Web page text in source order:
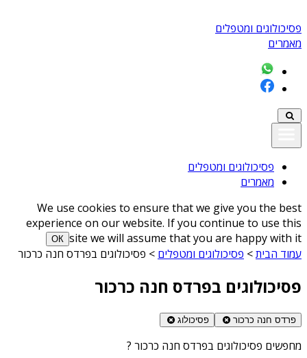
פסיכולוגים ומטפלים
מאמרים
פסיכולוגים ומטפלים
מאמרים
We use cookies to ensure that we give you the best
experience on our website. If you continue to use this
site we will assume that you are happy with it
ОК
עמוד הבית> פסיכולוגים ומטפלים > פסיכולוגים בפרדס חנה כרכור
פסיכולוגים בפרדס חנה כרכור
פרדס חנה כרכור פסיכולוג
מחפשים פסיכולוגים בפרדס חנה כרכור ?